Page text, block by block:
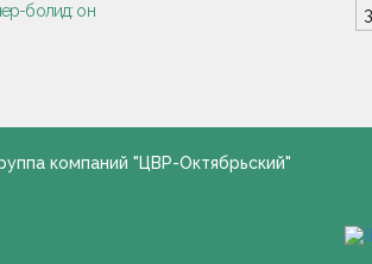
болид: он
компаний "ЦВР-Октябрьский"